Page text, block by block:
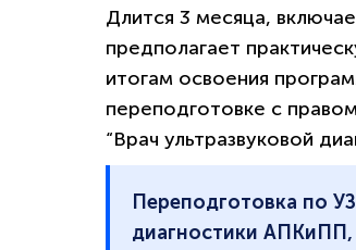
Длится 3 месяца,
предполагает
итогам освоения
переподготовке с
“Врач ультразвуковой
Переподготовка по
диагностики